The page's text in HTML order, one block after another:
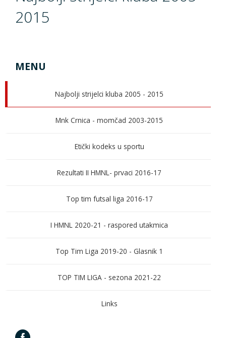
2015
MENU
Najbolji strijelci kluba 2005 - 2015
Mnk Crnica - momčad 2003-2015
Etički kodeks u sportu
Rezultati II HMNL- prvaci 2016-17
Top tim futsal liga 2016-17
I HMNL 2020-21 - raspored utakmica
Top Tim Liga 2019-20 - Glasnik 1
TOP TIM LIGA - sezona 2021-22
Links